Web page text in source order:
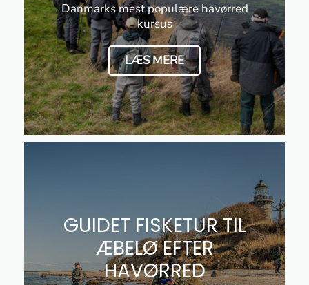
Danmarks mest populære havørred
kursus
LÆS MERE
GUIDET FISKETUR TIL
ÆBELØ EFTER
HAVØRRED